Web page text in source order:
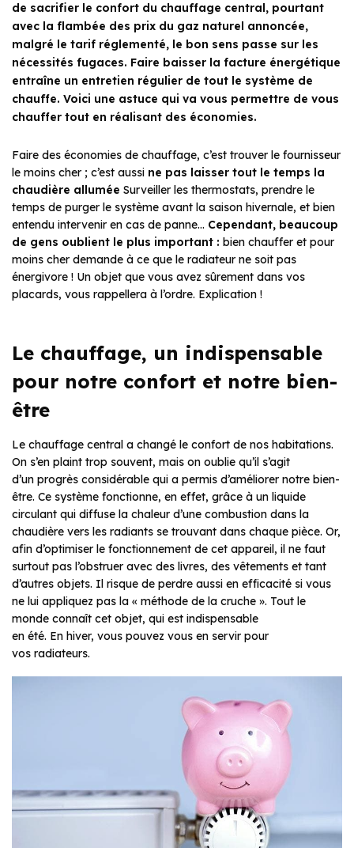
de sacrifier le confort du chauffage central, pourtant
avec la flambée des prix du gaz naturel annoncée,
malgré le tarif réglementé, le bon sens passe sur les
nécessités fugaces. Faire baisser la facture énergétique
entraîne un entretien régulier de tout le système de
chauffe. Voici une astuce qui va vous permettre de vous
chauffer tout en réalisant des économies.
Faire des économies de chauffage, c’est trouver le fournisseur
le moins cher ; c’est aussi ne pas laisser tout le temps la
chaudière allumée Surveiller les thermostats, prendre le
temps de purger le système avant la saison hivernale, et bien
entendu intervenir en cas de panne… Cependant, beaucoup
de gens oublient le plus important : bien chauffer et pour
moins cher demande à ce que le radiateur ne soit pas
énergivore ! Un objet que vous avez sûrement dans vos
placards, vous rappellera à l’ordre. Explication !
Le chauffage, un indispensable
pour notre confort et notre bien-
être
Le chauffage central a changé le confort de nos habitations.
On s’en plaint trop souvent, mais on oublie qu’il s’agit
d’un progrès considérable qui a permis d’améliorer notre bien-
être. Ce système fonctionne, en effet, grâce à un liquide
circulant qui diffuse la chaleur d’une combustion dans la
chaudière vers les radiants se trouvant dans chaque pièce. Or,
afin d’optimiser le fonctionnement de cet appareil, il ne faut
surtout pas l’obstruer avec des livres, des vêtements et tant
d’autres objets. Il risque de perdre aussi en efficacité si vous
ne lui appliquez pas la « méthode de la cruche ». Tout le
monde connaît cet objet, qui est indispensable
en été. En hiver, vous pouvez vous en servir pour
vos radiateurs.